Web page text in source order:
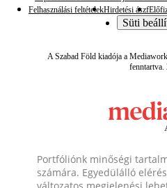
Felhasználási feltételekHirdetési ászf
Süti
A Szabad Föld kiadója a
fenntartva.
Portfóliónk minőségi
számára. Egyedülálló
változatos megjelenési